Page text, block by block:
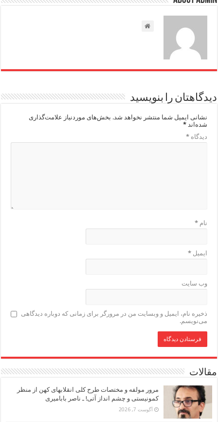
دیدگاهتان را بنویسید
نشانی ایمیل شما منتشر نخواهد شد. بخش‌های موردنیاز علامت‌گذاری
شده‌اند*
دیدگاه*
نام*
ایمیل*
وب‌ سایت
ذخیره نام، ایمیل و وبسایت من در مرورگر برای زمانی که دوباره دیدگاهی
می‌نویسم.
مقالات
مرور مولفه و مختصات طرح کلی انقلابهای کهن از منظر
کمونیستی و چشم انداز آتی! ـ ناصر بابامیری
آگوست 7, 2026